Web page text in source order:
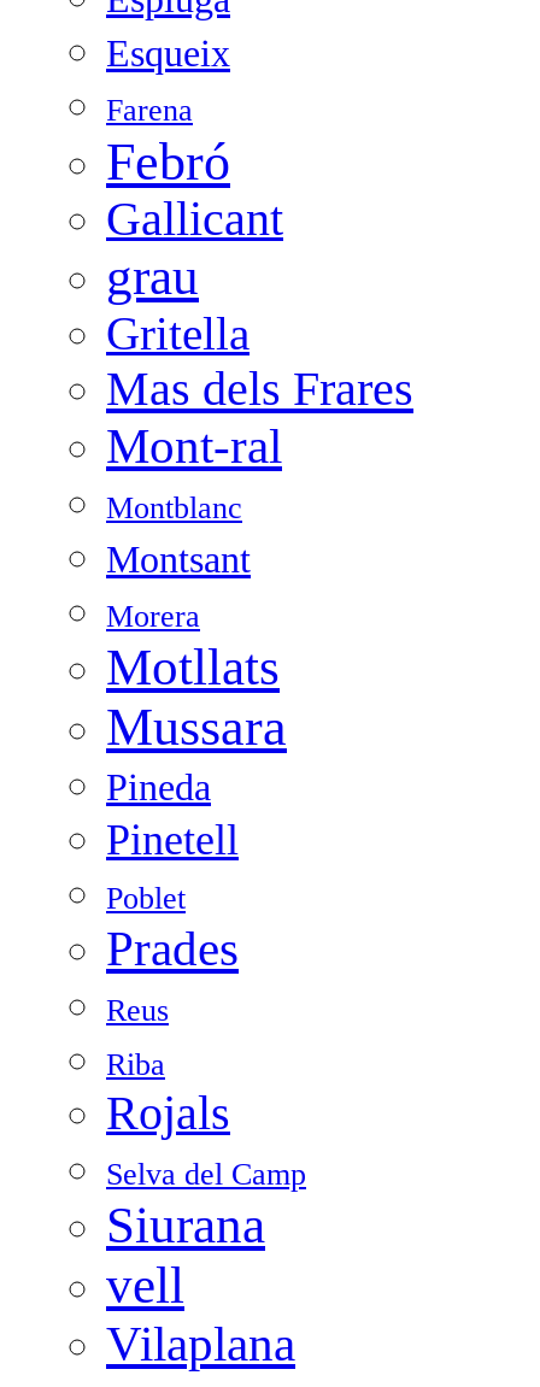
Esqueix
Farena
Febró
Gallicant
grau
Gritella
Mas dels Frares
Mont-ral
Montblanc
Montsant
Morera
Motllats
Mussara
Pineda
Pinetell
Poblet
Prades
Reus
Riba
Rojals
Selva del Camp
Siurana
vell
Vilaplana